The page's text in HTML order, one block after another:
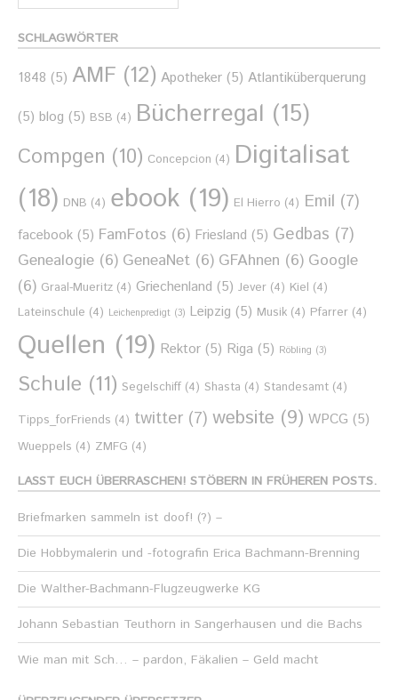
Monat
SCHLAGWÖRTER
1848 (5) AMF (12) Apotheker (5) Atlantiküberquerung
(5) blog (5) BSB (4) Bücherregal (15)
Compgen (10) Concepcion (4) Digitalisat
(18) DNB (4) ebook (19) El Hierro (4) Emil (7)
facebook (5) FamFotos (6) Friesland (5) Gedbas (7)
Genealogie (6) GeneaNet (6) GFAhnen (6) Google
(6) Graal-Mueritz (4) Griechenland (5) Jever (4) Kiel (4)
Lateinschule (4) Leichenpredigt (3) Leipzig (5) Musik (4) Pfarrer (4)
Quellen (19) Rektor (5) Riga (5) Röbling (3)
Schule (11) Segelschiff (4) Shasta (4) Standesamt (4)
Tipps_forFriends (4) twitter (7) website (9) WPCG (5)
Wueppels (4) ZMFG (4)
LASST EUCH ÜBERRASCHEN! STÖBERN IN FRÜHEREN POSTS.
Briefmarken sammeln ist doof! (?) –
Die Hobbymalerin und -fotografin Erica Bachmann-Brenning
Die Walther-Bachmann-Flugzeugwerke KG
Johann Sebastian Teuthorn in Sangerhausen und die Bachs
Wie man mit Sch… – pardon, Fäkalien – Geld macht